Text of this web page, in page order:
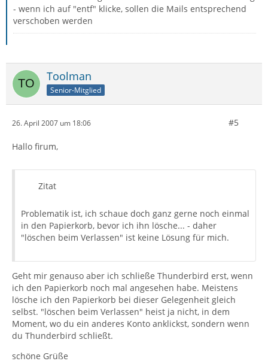
- wenn ich auf "entf" klicke, sollen die Mails entsprechend
verschoben werden
Toolman
Senior-Mitglied
26. April 2007 um 18:06 #5
Hallo firum,
Zitat
Problematik ist, ich schaue doch ganz gerne noch einmal
in den Papierkorb, bevor ich ihn lösche... - daher
"löschen beim Verlassen" ist keine Lösung für mich.
Geht mir genauso aber ich schließe Thunderbird erst, wenn
ich den Papierkorb noch mal angesehen habe. Meistens
lösche ich den Papierkorb bei dieser Gelegenheit gleich
selbst. "löschen beim Verlassen" heist ja nicht, in dem
Moment, wo du ein anderes Konto anklickst, sondern wenn
du Thunderbird schließt.
schöne Grüße